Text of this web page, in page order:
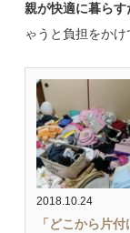
親が快適に暮ら
ゃうと負担をか
2018.10.24
「どこから片